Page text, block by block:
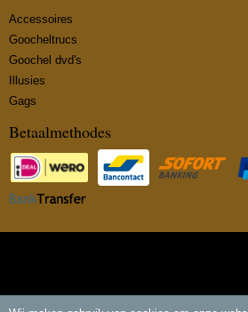
Accessoires
Goocheltrucs
Goochel dvd's
Illusies
Gags
Betaalmethodes